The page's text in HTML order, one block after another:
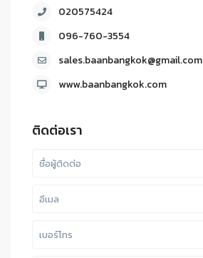
020575424
096-760-3554
sales.baanbangkok@gmail.com
www.baanbangkok.com
ติดต่อเรา